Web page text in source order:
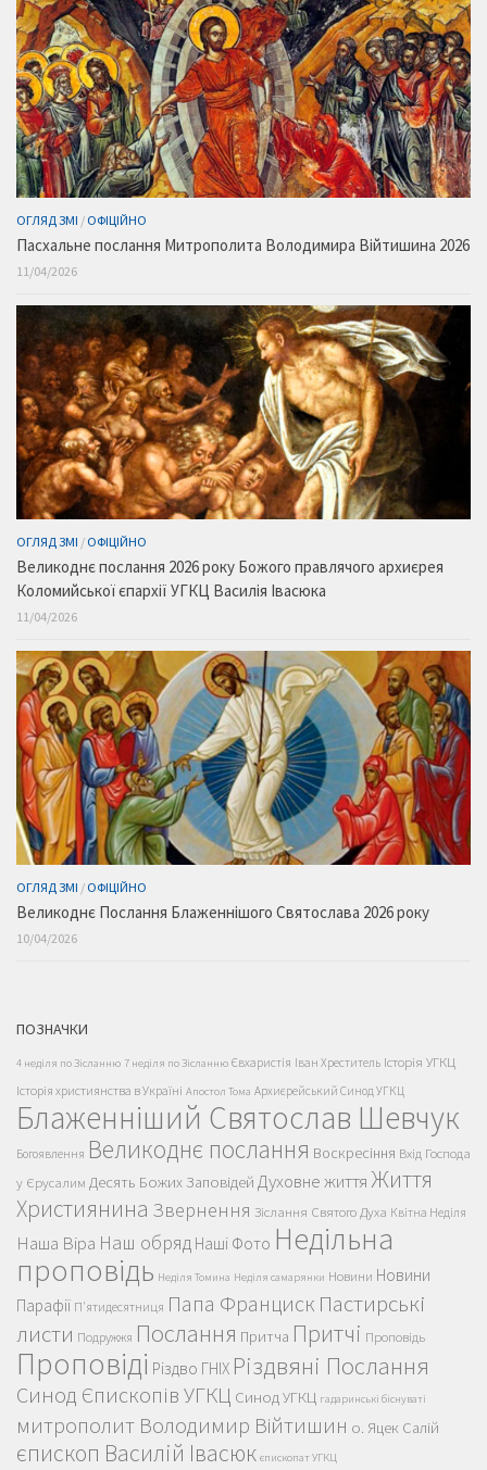
ОГЛЯД ЗМІ / ОФІЦІЙНО
Пасхальне послання Митрополита Володимира Війтишина 2026
11/04/2026
ОГЛЯД ЗМІ / ОФІЦІЙНО
Великоднє послання 2026 року Божого правлячого архиєрея
Коломийської єпархії УГКЦ Василія Івасюка
11/04/2026
ОГЛЯД ЗМІ / ОФІЦІЙНО
Великоднє Послання Блаженнішого Святослава 2026 року
10/04/2026
ПОЗНАЧКИ
4 неділя по Зісланню 7 неділя по Зісланню Євхаристія Іван Хреститель Історія УГКЦ
Історія християнства в Україні Апостол Тома Архиєрейський Синод УГКЦ
Блаженніший Святослав Шевчук
Богоявлення Великоднє послання Воскресіння Вхід Господа
у Єрусалим Десять Божих Заповідей Духовне життяЖиття
Християнина Звернення Зіслання Святого Духа Квітна Неділя
Наша Віра Наш обряд Наші Фото Недільна
проповідь Неділя Томина Неділя самарянки Новини Новини
Парафії П'ятидесятниця Папа Франциск Пастирські
листи Подружжя Послання Притча Притчі Проповідь
Проповіді Різдво ГНІХ Різдвяні Послання
Синод Єпископів УГКЦ Синод УГКЦ гадаринські біснуваті
митрополит Володимир Війтишин о. Яцек Салій
єпископ Василій Івасюк єпископат УГКЦ